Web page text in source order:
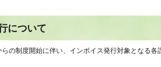
について
の制度開始に伴い、インボイス発行対象となる各